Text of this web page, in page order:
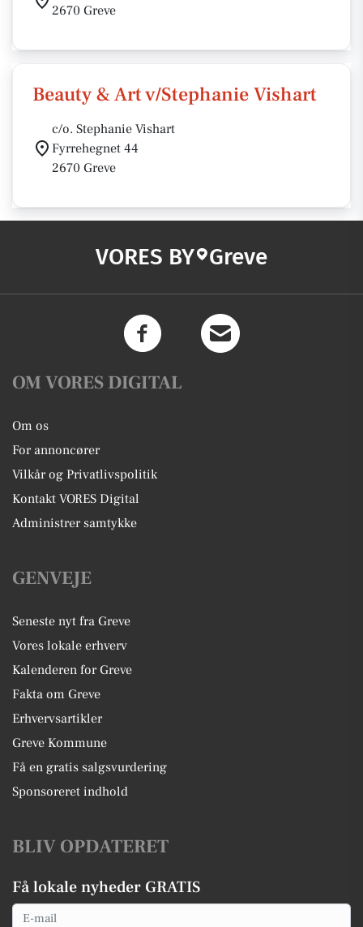
2670 Greve
Beauty & Art v/Stephanie Vishart
c/o. Stephanie Vishart
Fyrrehegnet 44
2670 Greve
VORES BY Greve
OM VORES DIGITAL
Om os
For annoncører
Vilkår og Privatlivspolitik
Kontakt VORES Digital
Administrer samtykke
GENVEJE
Seneste nyt fra Greve
Vores lokale erhverv
Kalenderen for Greve
Fakta om Greve
Erhvervsartikler
Greve Kommune
Få en gratis salgsvurdering
Sponsoreret indhold
BLIV OPDATERET
Få lokale nyheder GRATIS
Email